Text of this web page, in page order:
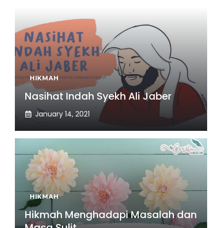
HIKMAH
Nasihat Indah Syekh Ali Jaber
January 14, 2021
HIKMAH
Hikmah Menghadapi Masalah dan